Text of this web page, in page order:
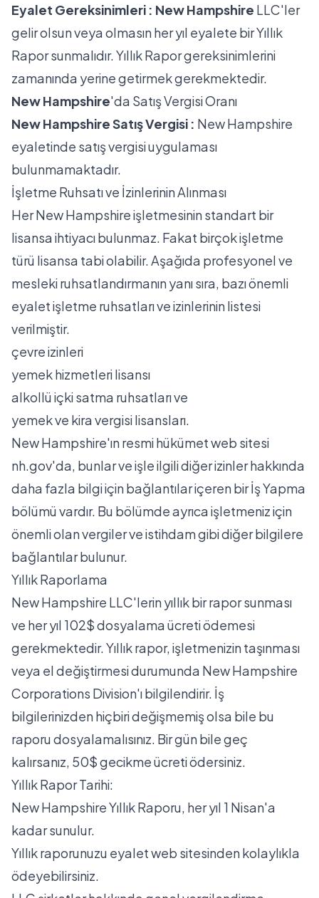
Eyalet Gereksinimleri : New Hampshire LLC'ler
gelir olsun veya olmasın her yıl eyalete bir Yıllık
Rapor sunmalıdır. Yıllık Rapor gereksinimlerini
zamanında yerine getirmek gerekmektedir.
New Hampshire'da Satış Vergisi Oranı
New Hampshire Satış Vergisi : New Hampshire
eyaletinde satış vergisi uygulaması
bulunmamaktadır.
İşletme Ruhsatı ve İzinlerinin Alınması
Her New Hampshire işletmesinin standart bir
lisansa ihtiyacı bulunmaz. Fakat birçok işletme
türü lisansa tabi olabilir. Aşağıda profesyonel ve
mesleki ruhsatlandırmanın yanı sıra, bazı önemli
eyalet işletme ruhsatları ve izinlerinin listesi
verilmiştir.
çevre izinleri
yemek hizmetleri lisansı
alkollü içki satma ruhsatları ve
yemek ve kira vergisi lisansları.
New Hampshire'ın resmi hükümet web sitesi
nh.gov'da, bunlar ve işle ilgili diğer izinler hakkında
daha fazla bilgi için bağlantılar içeren bir İş Yapma
bölümü vardır. Bu bölümde ayrıca işletmeniz için
önemli olan vergiler ve istihdam gibi diğer bilgilere
bağlantılar bulunur.
Yıllık Raporlama
New Hampshire LLC'lerin yıllık bir rapor sunması
ve her yıl 102$ dosyalama ücreti ödemesi
gerekmektedir. Yıllık rapor, işletmenizin taşınması
veya el değiştirmesi durumunda New Hampshire
Corporations Division'ı bilgilendirir. İş
bilgilerinizden hiçbiri değişmemiş olsa bile bu
raporu dosyalamalısınız. Bir gün bile geç
kalırsanız, 50$ gecikme ücreti ödersiniz.
Yıllık Rapor Tarihi:
New Hampshire Yıllık Raporu, her yıl 1 Nisan'a
kadar sunulur.
Yıllık raporunuzu eyalet web sitesinden kolaylıkla
ödeyebilirsiniz.